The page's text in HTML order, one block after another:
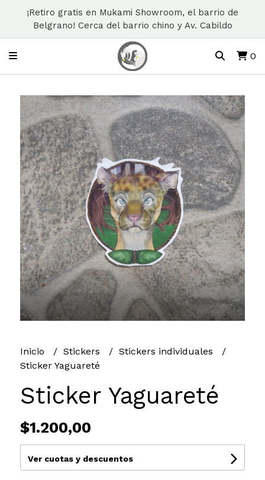
¡Retiro gratis en Mukami Showroom, el barrio de
Belgrano! Cerca del barrio chino y Av. Cabildo
0
Inicio Stickers
Stickers individuales
Sticker Yaguareté
Sticker Yaguareté
$1.200,00
Ver cuotas y descuentos